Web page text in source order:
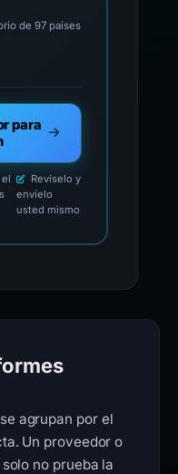
de 97 países
para
Revíselo y
envíelo
usted mismo
agrupan por el
Un proveedor o
no prueba la